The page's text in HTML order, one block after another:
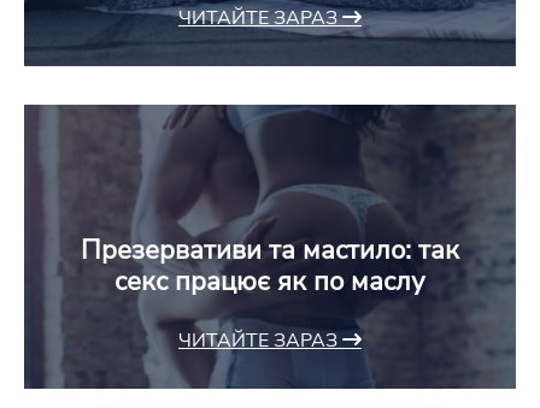
ЧИТАЙТЕ ЗАРАЗ
Презервативи та мастило: так
секс працює як по маслу
ЧИТАЙТЕ ЗАРАЗ